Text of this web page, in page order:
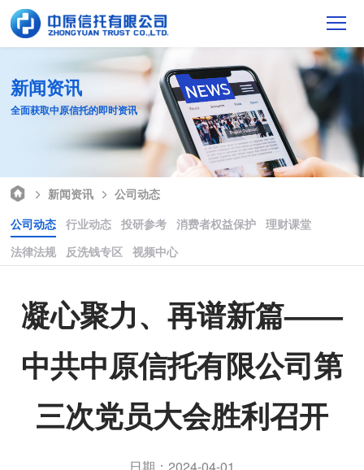
新闻资讯
全面获取中原信托的即时资讯
新闻资讯
公司动态
公司动态
行业动态 投研参考 消费者权益保护
理财课堂
法律法规
反洗钱专区 视频中心
凝心聚力、再谱新篇——
中共中原信托有限公司第
三次党员大会胜利召开